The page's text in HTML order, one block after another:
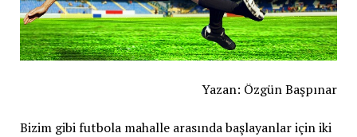
Yazan: Özgün Başpınar
Bizim gibi futbola mahalle arasında başlayanlar için iki